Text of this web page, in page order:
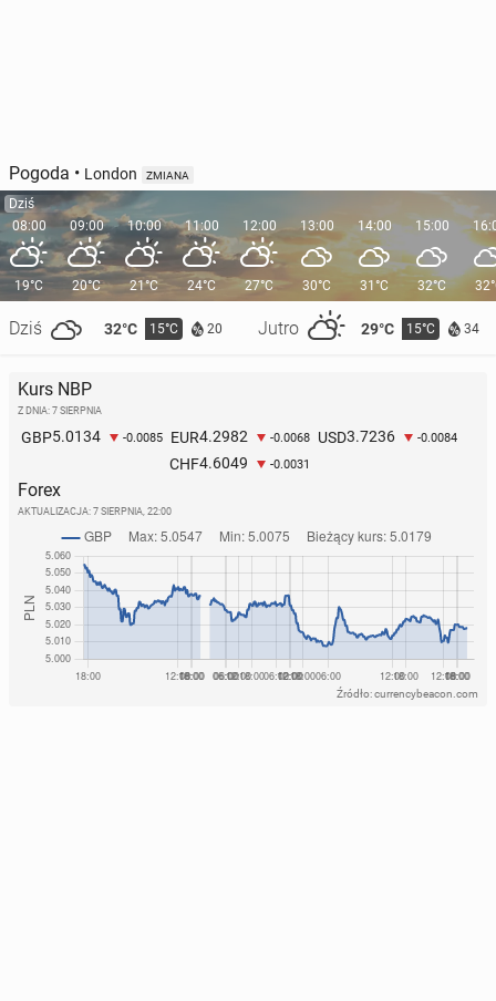
Pogoda • London ZMIANA
Dziś
08:00
19°C
Dziś 32°C 15°C 20 Jutro 29°C 15°C 34
09:00
20°C
10:00
21°C
11:00
24°C
12:00
27°C
13:00
30°C
14:00
31°C
15:00
32°C
Kurs NBP
Z DNIA: 7 SIERPNIA
GBP5.0134 -0.0085 EUR4.2982 -0.0068 USD3.7236 -0.0084
CHF4.6049 -0.0031
Forex
AKTUALIZACJA: 7 SIERPNIA, 22:00
Źródło: currencybeacon.com